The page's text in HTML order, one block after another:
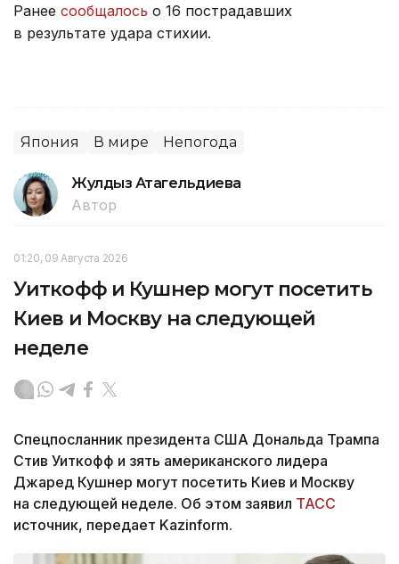
Ранее сообщалось о 16 пострадавших
в результате удара стихии.
Япония В мире Непогода
Жулдыз Атагельдиева
Автор
01:20, 09 Августа 2026
Уиткофф и Кушнер могут посетить
Киев и Москву на следующей
неделе
Спецпосланник президента США Дональда Трампа
Стив Уиткофф и зять американского лидера
Джаред Кушнер могут посетить Киев и Москву
на следующей неделе. Об этом заявил ТАСС
источник, передает Kazinform.